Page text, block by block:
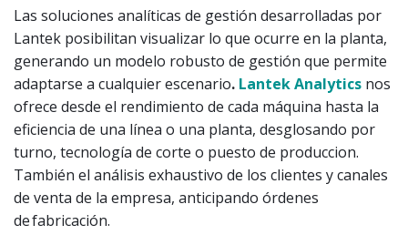
Las soluciones analíticas de gestión desarrolladas por
Lantek posibilitan visualizar lo que ocurre en la planta,
generando un modelo robusto de gestión que permite
adaptarse a cualquier escenario. LantekAnalytics nos
ofrece desde el rendimiento de cada máquina hasta la
eficiencia de una línea o una planta, desglosando por
turno, tecnología de corte o puesto de produccion.
También el análisis exhaustivo de los clientes y canales
de venta de la empresa, anticipando órdenes
de fabricación.